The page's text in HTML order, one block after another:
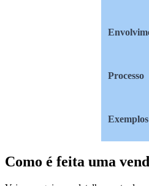
Processo
Exemplos
Como é feita uma